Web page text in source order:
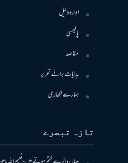
ادارہ دلیل
پالیسی
مقاصد
ہدایات برائے تحریر
ہمارے لکھاری
تازہ تبصرے